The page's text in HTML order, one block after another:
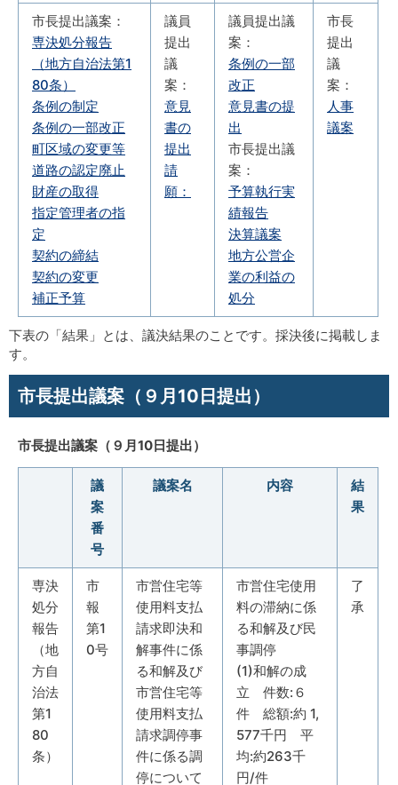
市長提出議案：
専決処分報告
（地方自治法第1
80条）
条例の制定
条例の一部改正
町区域の変更等
道路の認定廃止
財産の取得
指定管理者の指
定
契約の締結
契約の変更
補正予算
議員
提出
議
案：
意見
書の
提出
請
願：
議員提出議
案：
条例の一部
改正
意見書の提
出
市長提出議
案：
予算執行実
績報告
決算議案
地方公営企
業の利益の
処分
市長
提出
議
案：
人事
議案
下表の「結果」とは、議決結果のことです。採決後に掲載しま
す。
市長提出議案（９月10日提出）
市長提出議案（９月10日提出）
議
案
番
号
議案名 内容
結
果
専決
処分
報告
（地
方自
治法
第1
80
条）
市
報
第1
0号
市営住宅等
使用料支払
請求即決和
解事件に係
る和解及び
市営住宅等
使用料支払
請求調停事
件に係る調
停について
市営住宅使用
料の滞納に係
る和解及び民
事調停
(1)和解の成
立 件数:６
件 総額:約 1,
577千円 平
均:約263千
円/件
了
承